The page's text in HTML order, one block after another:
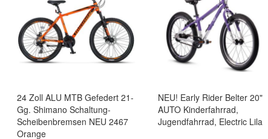
24 Zoll ALU MTB Gefedert 21-
Gg. Shimano Schaltung-
Scheibenbremsen NEU 2467
Orange
NEU! Early Rider Belter 20"
AUTO Kinderfahrrad,
Jugendfahrrad, Electric Lila